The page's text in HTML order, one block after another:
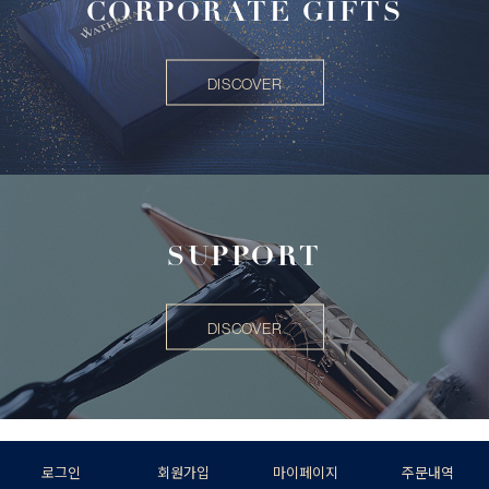
CORPORATE GIFTS
DISCOVER
SUPPORT
DISCOVER
로그인 회원가입 마이페이지 주문내역